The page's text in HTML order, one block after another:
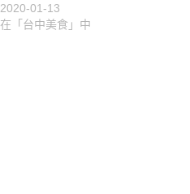
2020-01-13
在「台中美食」中